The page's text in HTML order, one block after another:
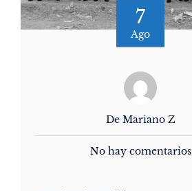
7
Ago
De Mariano Z
No hay comentarios